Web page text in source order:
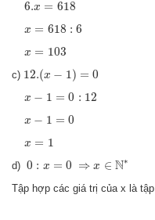
6.x = 618
x = 618 : 6
618: 6
x = 103
103
c) 12.(x − 1) = 0
12. ( =0
x − 1 = 0 : 12
= 12
x − 1 = 0
=
x = 1
d) 0 : x = 0
0 ⇒ x ∈ N∗
N ∗
Tập hợp các giá trị của x là tập